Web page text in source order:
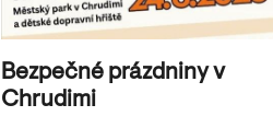
Bezpečné prázdniny v
Chrudimi